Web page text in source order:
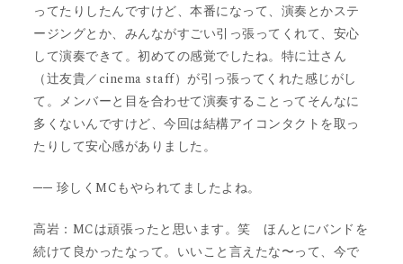
ってたりしたんですけど、本番になって、演奏とかステ
ージングとか、みんながすごい引っ張ってくれて、安心
して演奏できて。初めての感覚でしたね。特に辻さん
（辻友貴／cinema staff）が引っ張ってくれた感じがし
て。メンバーと目を合わせて演奏することってそんなに
多くないんですけど、今回は結構アイコンタクトを取っ
たりして安心感がありました。
── 珍しくMCもやられてましたよね。
高岩：MCは頑張ったと思います。笑 ほんとにバンドを
続けて良かったなって。いいこと言えたな〜って、今で